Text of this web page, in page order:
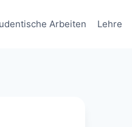
Arbeiten Lehre